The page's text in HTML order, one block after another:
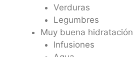
Verduras
Legumbres
Muy buena hidratación
Infusiones